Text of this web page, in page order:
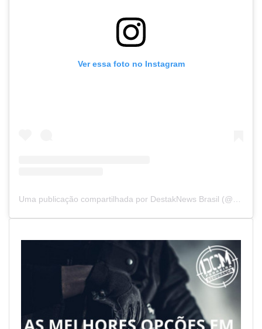
Ver essa foto no Instagram